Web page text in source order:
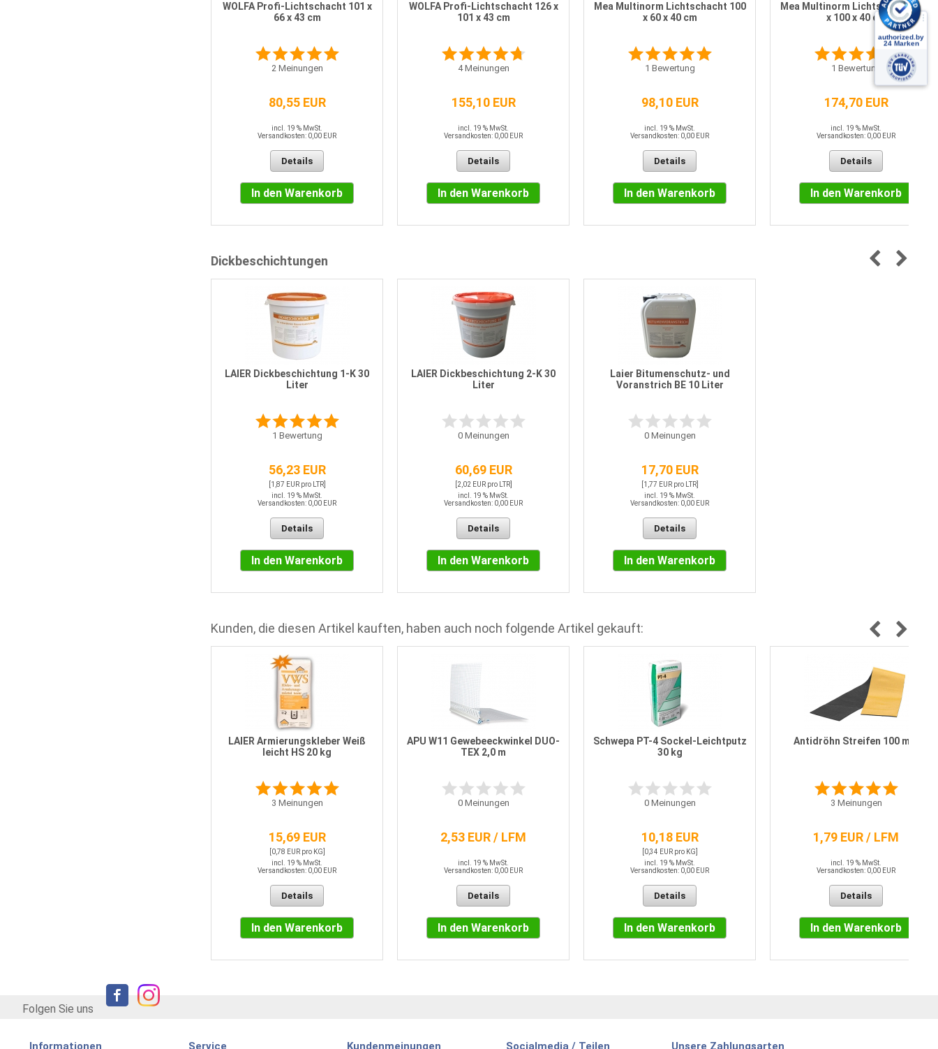
WOLFA Profi-Lichtschacht 101 x
66 x 43 cm
2Meinungen
80,55 EUR
incl. 19 % MwSt.
Versandkosten: 0,00 EUR
Details
In den Warenkorb
WOLFA Profi-Lichtschacht 126 x
101 x 43 cm
4Meinungen
155,10 EUR
incl. 19 % MwSt.
Versandkosten: 0,00 EUR
Details
In den Warenkorb
Mea Multinorm Lichtschacht 100
x 60 x 40 cm
1 Bewertung
98,10 EUR
incl. 19 % MwSt.
Versandkosten: 0,00 EUR
Details
In den Warenkorb
Mea Multinorm Lichtschacht 125
x 100 x 40 cm
1 Bewertung
174,70 EUR
incl. 19 % MwSt.
Versandkosten: 0,00 EUR
Details
In den Warenkorb
Dickbeschichtungen
LAIER Dickbeschichtung 1-K 30
Liter
1 Bewertung
56,23 EUR
[1,87 EUR pro LTR]
incl. 19 % MwSt.
Versandkosten: 0,00 EUR
Details
In den Warenkorb
LAIER Dickbeschichtung 2-K 30
Liter
0Meinungen
60,69 EUR
[2,02 EUR pro LTR]
incl. 19 % MwSt.
Versandkosten: 0,00 EUR
Details
In den Warenkorb
Laier Bitumenschutz- und
Voranstrich BE 10 Liter
0Meinungen
17,70 EUR
[1,77 EUR pro LTR]
incl. 19 % MwSt.
Versandkosten: 0,00 EUR
Details
In den Warenkorb
Kunden, die diesen Artikel kauften, haben auch noch folgende Artikel gekauft:
LAIER Armierungskleber Weiß
leicht HS 20 kg
3 Meinungen
15,69 EUR
[0,78 EUR pro KG]
incl. 19 % MwSt.
Versandkosten: 0,00 EUR
Details
In den Warenkorb
APU W11 Gewebeeckwinkel DUO-
TEX 2,0 m
0Meinungen
2,53 EUR / LFM
incl. 19 % MwSt.
Versandkosten: 0,00 EUR
Details
In den Warenkorb
Schwepa PT-4 Sockel-Leichtputz
30 kg
0Meinungen
10,18 EUR
[0,34 EUR pro KG]
incl. 19 % MwSt.
Versandkosten: 0,00 EUR
Details
In den Warenkorb
Antidröhn Streifen 100 mm
3 Meinungen
1,79 EUR / LFM
incl. 19 % MwSt.
Versandkosten: 0,00 EUR
Details
In den Warenkorb
Folgen Sie uns
Informationen Service Kundenmeinungen Socialmedia / Teilen Unsere Zahlungsarten